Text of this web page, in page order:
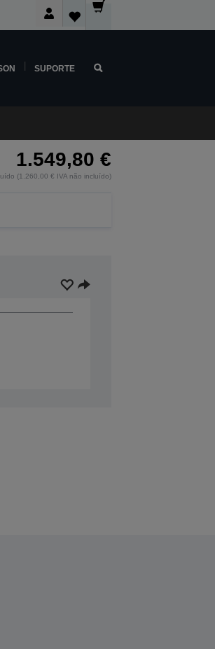
SUPORTE
1.549,80 €
(1.260,00 € IVA não incluído)